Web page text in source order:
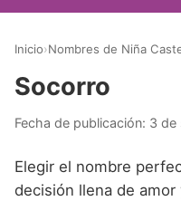
Nombres de
Nombres
Nombres
Inicio›Nombres de Niña
Socorro
Fecha de publicación: 3 de
Elegir el nombre
decisión llena de